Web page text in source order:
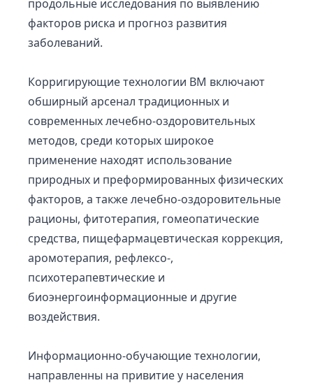
продольные исследования по выявлению
факторов риска и прогноз развития
заболеваний.
Корригирующие технологии ВМ включают
обширный арсенал традиционных и
современных лечебно-оздоровительных
методов, среди которых широкое
применение находят использование
природных и преформированных физических
факторов, а также лечебно-оздоровительные
рационы, фитотерапия, гомеопатические
средства, пищефармацевтическая коррекция,
аромотерапия, рефлексо-,
психотерапевтические и
биоэнергоинформационные и другие
воздействия.
Информационно-обучающие технологии,
направленны на привитие у населения